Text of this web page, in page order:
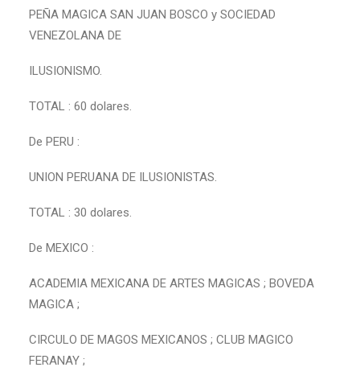
PEÑA MAGICA SAN JUAN BOSCO y SOCIEDAD
VENEZOLANA DE
ILUSIONISMO.
TOTAL : 60 dolares.
De PERU :
UNION PERUANA DE ILUSIONISTAS.
TOTAL : 30 dolares.
De MEXICO :
ACADEMIA MEXICANA DE ARTES MAGICAS ; BOVEDA
MAGICA ;
CIRCULO DE MAGOS MEXICANOS ; CLUB MAGICO
FERANAY ;